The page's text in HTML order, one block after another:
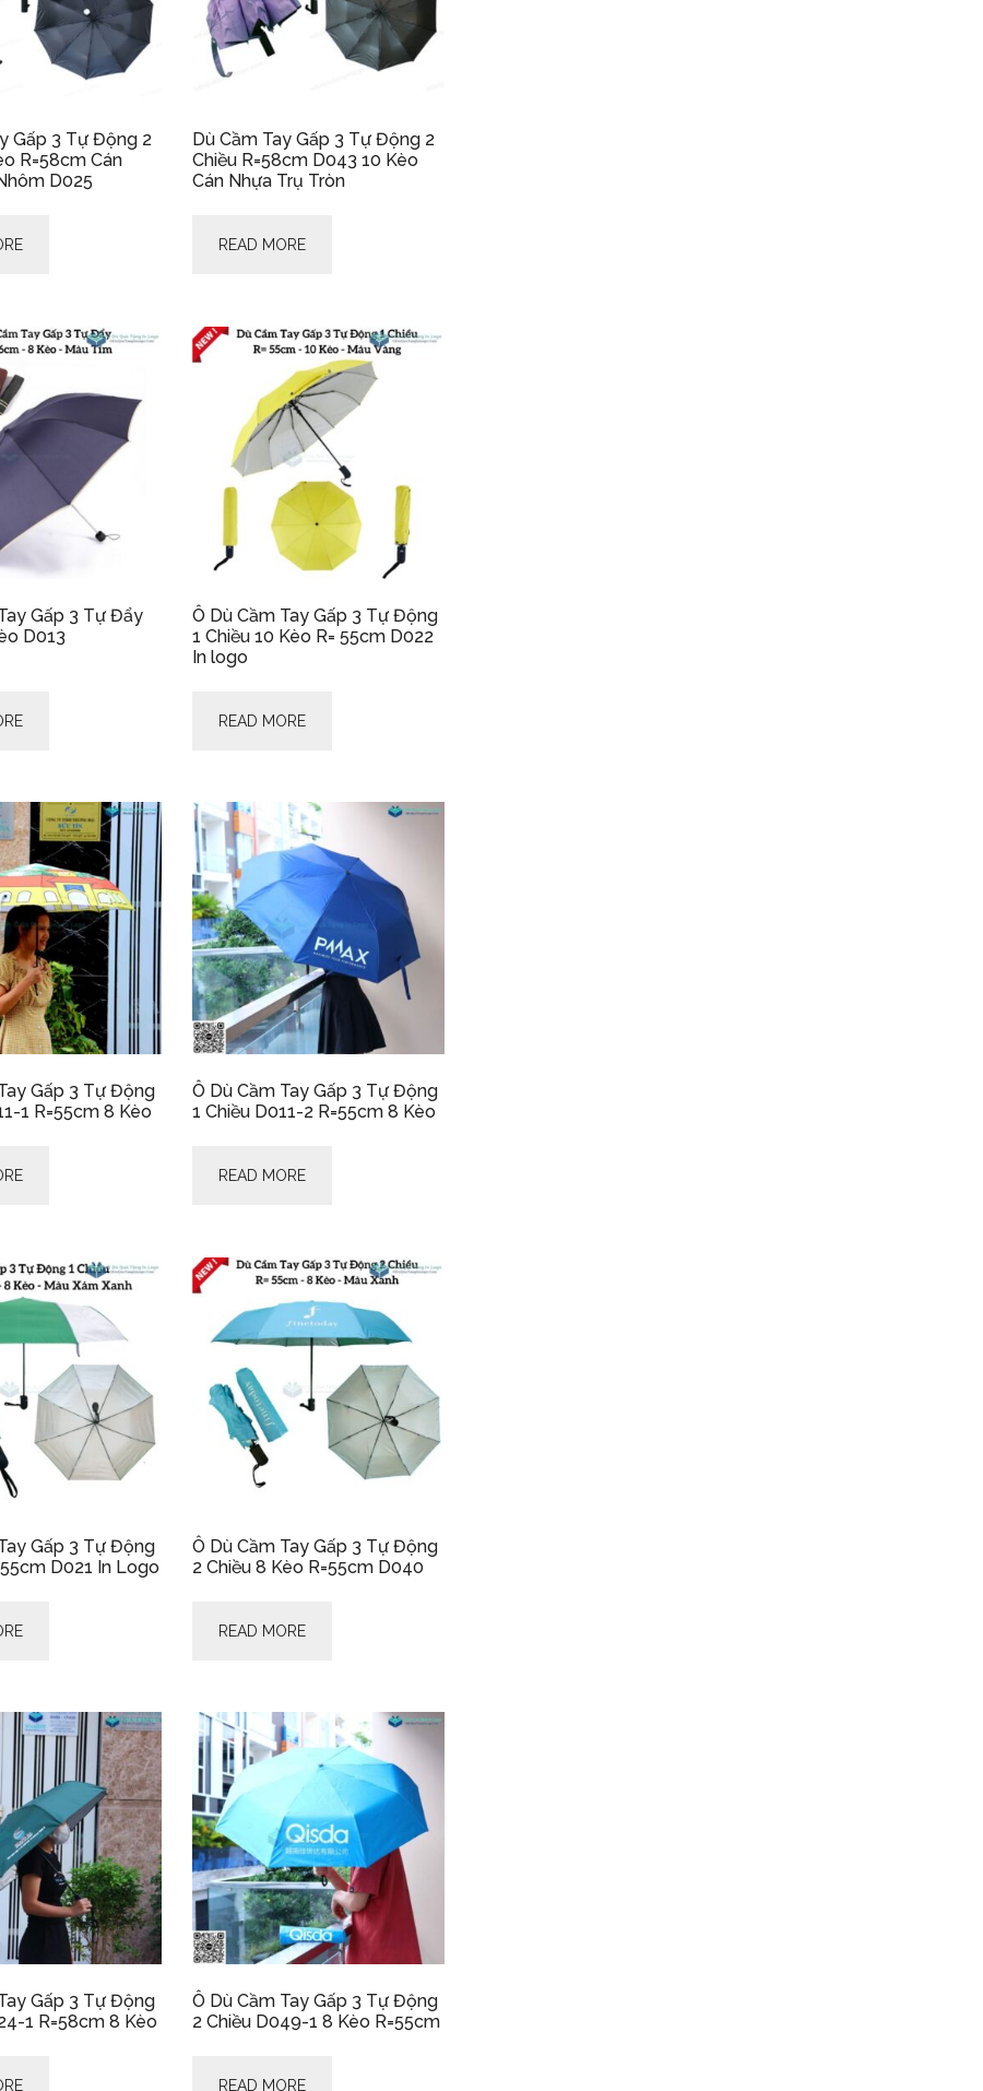
Gấp 3 Tự Động 2
R=58cm Cán
D025
Dù Cầm Tay Gấp 3 Tự Động 2
Chiều R=58cm D043 10 Kèo
Cán Nhựa Trụ Tròn
READ MORE
Gấp 3 Tự Đẩy
D013
Ô Dù Cầm Tay Gấp 3 Tự Động
1 Chiều 10 Kèo R= 55cm D022
In logo
READ MORE
Gấp 3 Tự Động
1 R=55cm 8 Kèo
Ô Dù Cầm Tay Gấp 3 Tự Động
1 Chiều D011-2 R=55cm 8 Kèo
READ MORE
Gấp 3 Tự Động
55cm D021 In Logo
Ô Dù Cầm Tay Gấp 3 Tự Động
2 Chiều 8 Kèo R=55cm D040
READ MORE
Gấp 3 Tự Động
1 R=58cm 8 Kèo
Ô Dù Cầm Tay Gấp 3 Tự Động
2 Chiều D049-1 8 Kèo R=55cm
READ MORE